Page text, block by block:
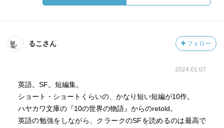
るこさん フォロー
2024.01.07
英語。SF。短編集。
ショート・ショートくらいの、かなり短い短編が10作。
ハヤカワ文庫の『10の世界の物語』からのretold。
英語の勉強をしながら、クラークのSFを読めるのは最高で